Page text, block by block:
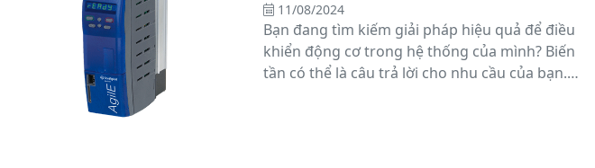
11/08/2024
Bạn đang tìm kiếm giải pháp hiệu quả để điều
khiển động cơ trong hệ thống của mình? Biến
tần có thể là câu trả lời cho nhu cầu của bạn.